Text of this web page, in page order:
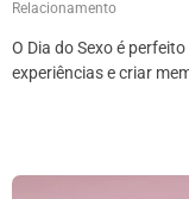
Relacionamento
O Dia do Sexo é
experiências e criar